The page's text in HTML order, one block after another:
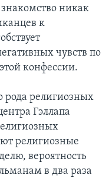
никак
к
чувств по
конфессии.
рода религиозных
Гэллапа
религиозные
вероятность
в два раза